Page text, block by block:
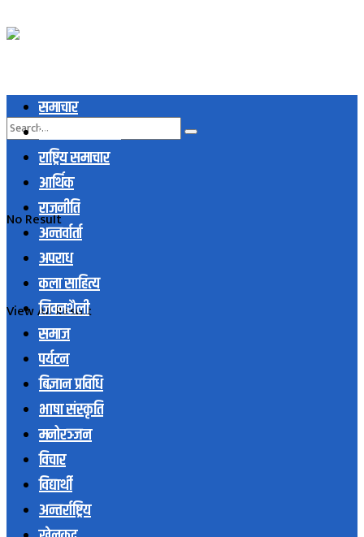
No Result
View All Result
समाचार
स्थानिय समाचार
राष्ट्रिय समाचार
आर्थिक
राजनीति
अन्तर्वार्ता
अपराध
कला साहित्य
जिवनशैली
समाज
पर्यटन
बिज्ञान प्रविधि
भाषा संस्कृति
मनोरञ्जन
विचार
विद्यार्थी
अन्तर्राष्ट्रिय